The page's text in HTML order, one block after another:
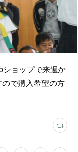
ショップで来週か
で購入希望の方